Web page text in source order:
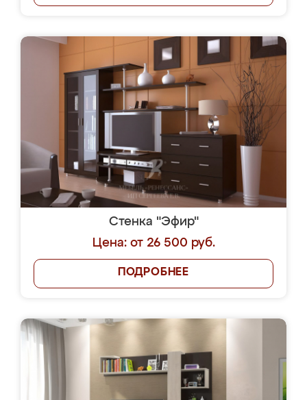
Стенка "Эфир"
Цена: от 26 500 руб.
ПОДРОБНЕЕ